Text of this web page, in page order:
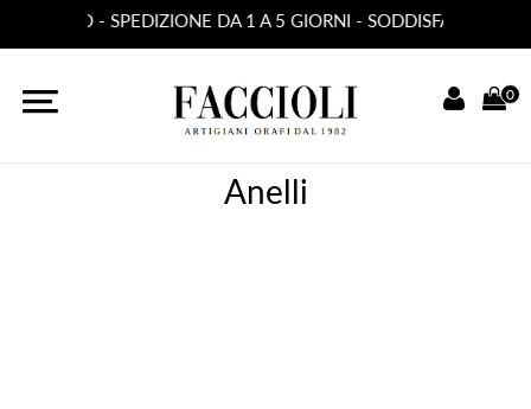
100 EURO - SPEDIZIONE DA 1 A 5 GIORNI - SODDISFATTO O
0
Anelli